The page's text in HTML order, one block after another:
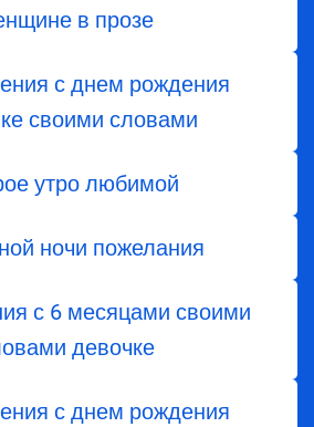
в прозе
с днем рождения
своими словами
утро любимой
ночи пожелания
с 6 месяцами своими
девочке
с днем ​​рождения